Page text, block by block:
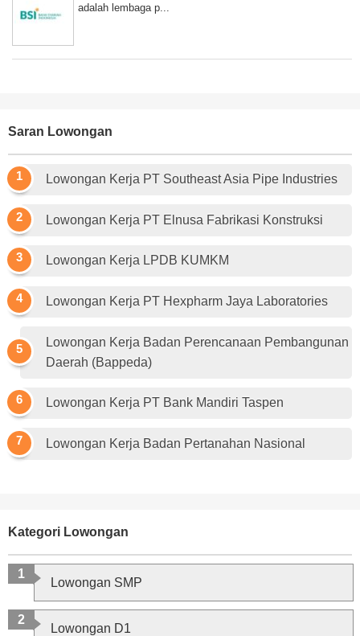
adalah lembaga p...
Saran Lowongan
Lowongan Kerja PT Southeast Asia Pipe Industries
Lowongan Kerja PT Elnusa Fabrikasi Konstruksi
Lowongan Kerja LPDB KUMKM
Lowongan Kerja PT Hexpharm Jaya Laboratories
Lowongan Kerja Badan Perencanaan Pembangunan
Daerah (Bappeda)
Lowongan Kerja PT Bank Mandiri Taspen
Lowongan Kerja Badan Pertanahan Nasional
Kategori Lowongan
Lowongan SMP
Lowongan D1